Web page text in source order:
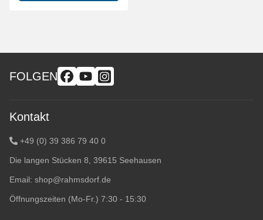
FOLGEN
Kontakt
+49 (0) 39 386 79 40 0
Die langen Stücken 8, 39615 Seehausen
Email: shop@rahmsdorf.de
Öffnungszeiten (Mo-Fr.) 7:30 - 15:30